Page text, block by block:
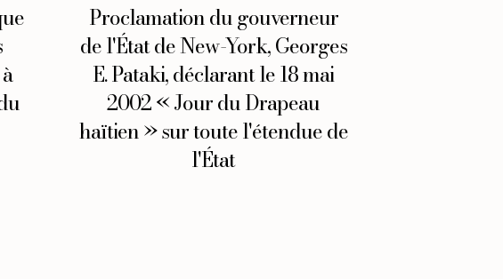
Proclamation du gouverneur
de l'État de New-York, Georges
E. Pataki, déclarant le 18 mai
2002 « Jour du Drapeau
haïtien » sur toute l'étendue de
l'État